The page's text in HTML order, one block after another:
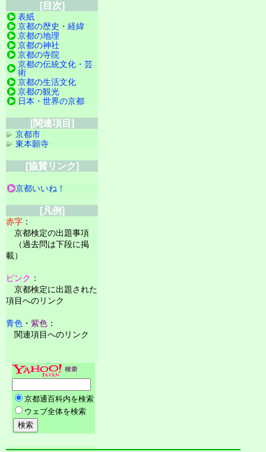
[目次]
表紙
京都の歴史・経緯
京都の地理
京都の神社
京都の寺院
京都の伝統文化・芸
術
京都の生活文化
京都の観光
日本・世界の京都
[関連項目]
京都市
東本願寺
[協賛リンク]
京都いいね！
[凡例]
赤字 ：
京都検定の出題事項
（過去問は下段に掲
載）
ピンク ：
京都検定に出題された
項目へのリンク
青色 ・ 紫色 ：
関連項目へのリンク